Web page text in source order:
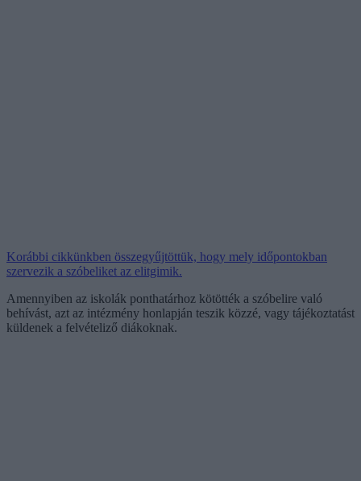
Korábbi cikkünkben összegyűjtöttük, hogy mely időpontokban
szervezik a szóbeliket az elitgimik.
Amennyiben az iskolák ponthatárhoz kötötték a szóbelire való
behívást, azt az intézmény honlapján teszik közzé, vagy tájékoztatást
küldenek a felvételiző diákoknak.